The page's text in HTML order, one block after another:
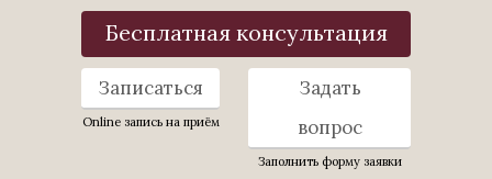
Бесплатная консультация
Записаться
Online запись на приём
Задать
вопрос
Заполнить форму заявки